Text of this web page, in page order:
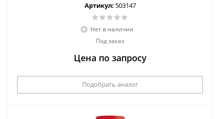
Артикул: 503147
Нет в наличии
Под заказ
Цена по запросу
Подобрать аналог